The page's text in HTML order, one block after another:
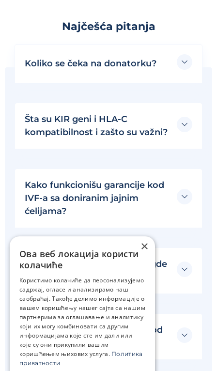
Najčešća pitanja
Koliko se čeka na donatorku?
Šta su KIR geni i HLA-C
kompatibilnost i zašto su važni?
Kako funkcionišu garancije kod
IVF-a sa doniranim jajnim
ćelijama?
Kako se aplikuju IVF lekovi i gde
se mogu nabaviti?
Od čega zavisi cena lekova kod
IVF-a?
×
Ова веб локација користи
колачиће
Користимо колачиће да персонализујемо
садржај, огласе и анализирамо наш
саобраћај. Такође делимо информације о
вашем коришћењу нашег сајта са нашим
партнерима за оглашавање и аналитику
који их могу комбиновати са другим
информацијама које сте им дали или
које су они прикупили вашим
коришћењем њихових услуга. Политика
приватности